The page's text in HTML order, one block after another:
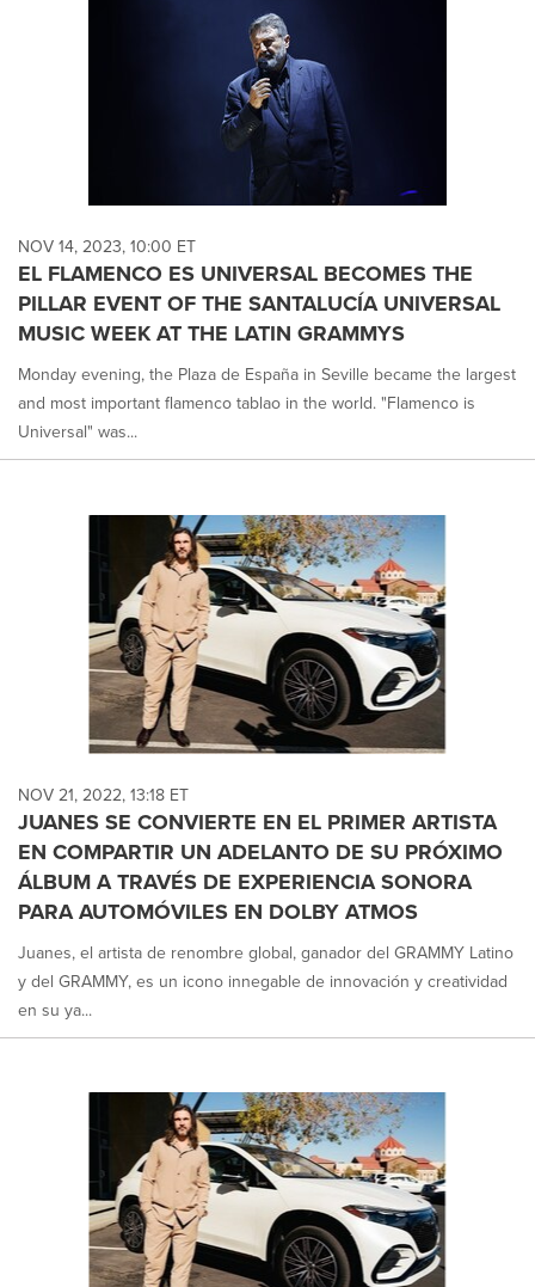
NOV 14, 2023, 10:00 ET
EL FLAMENCO ES UNIVERSAL BECOMES THE
PILLAR EVENT OF THE SANTALUCÍA UNIVERSAL
MUSIC WEEK AT THE LATIN GRAMMYS
Monday evening, the Plaza de España in Seville became the largest
and most important flamenco tablao in the world. "Flamenco is
Universal" was...
NOV 21, 2022, 13:18 ET
JUANES SE CONVIERTE EN EL PRIMER ARTISTA
EN COMPARTIR UN ADELANTO DE SU PRÓXIMO
ÁLBUM A TRAVÉS DE EXPERIENCIA SONORA
PARA AUTOMÓVILES EN DOLBY ATMOS
Juanes, el artista de renombre global, ganador del GRAMMY Latino
y del GRAMMY, es un icono innegable de innovación y creatividad
en su ya...